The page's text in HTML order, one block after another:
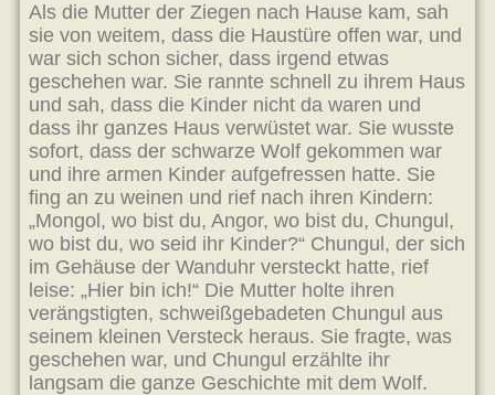
Als die Mutter der Ziegen nach Hause kam, sah
sie von weitem, dass die Haustüre offen war, und
war sich schon sicher, dass irgend etwas
geschehen war. Sie rannte schnell zu ihrem Haus
und sah, dass die Kinder nicht da waren und
dass ihr ganzes Haus verwüstet war. Sie wusste
sofort, dass der schwarze Wolf gekommen war
und ihre armen Kinder aufgefressen hatte. Sie
fing an zu weinen und rief nach ihren Kindern:
„Mongol, wo bist du, Angor, wo bist du, Chungul,
wo bist du, wo seid ihr Kinder?“ Chungul, der sich
im Gehäuse der Wanduhr versteckt hatte, rief
leise: „Hier bin ich!“ Die Mutter holte ihren
verängstigten, schweißgebadeten Chungul aus
seinem kleinen Versteck heraus. Sie fragte, was
geschehen war, und Chungul erzählte ihr
langsam die ganze Geschichte mit dem Wolf.